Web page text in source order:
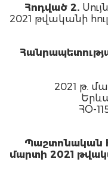
Հոդված 2.
2021 թվականի
2021 թ.
ՀՕ-
Պաշտոնական
մարտի 2021